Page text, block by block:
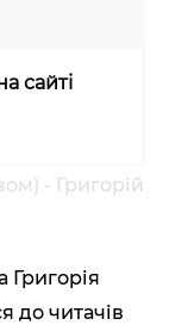
сайті
- Григорій
Григорія
до читачів